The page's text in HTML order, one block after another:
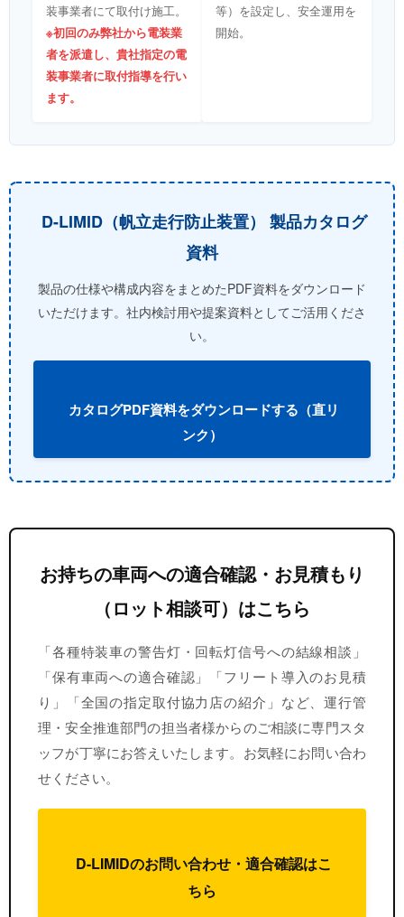
装事業者にて取付け施工。
※初回のみ弊社から電装業
者を派遣し、貴社指定の電
装事業者に取付指導を行い
ます。
等）を設定し、安全運用を
開始。
D-LIMID（帆立走行防止装置） 製品カタログ
資料
製品の仕様や構成内容をまとめたPDF資料をダウンロード
いただけます。社内検討用や提案資料としてご活用くださ
い。
カタログPDF資料をダウンロードする（直リ
ンク）
お持ちの車両への適合確認・お見積もり
（ロット相談可）はこちら
「各種特装車の警告灯・回転灯信号への結線相談」
「保有車両への適合確認」「フリート導入のお見積
り」「全国の指定取付協力店の紹介」など、運行管
理・安全推進部門の担当者様からのご相談に専門スタ
ッフが丁寧にお答えいたします。お気軽にお問い合わ
せください。
D-LIMIDのお問い合わせ・適合確認はこ
ちら